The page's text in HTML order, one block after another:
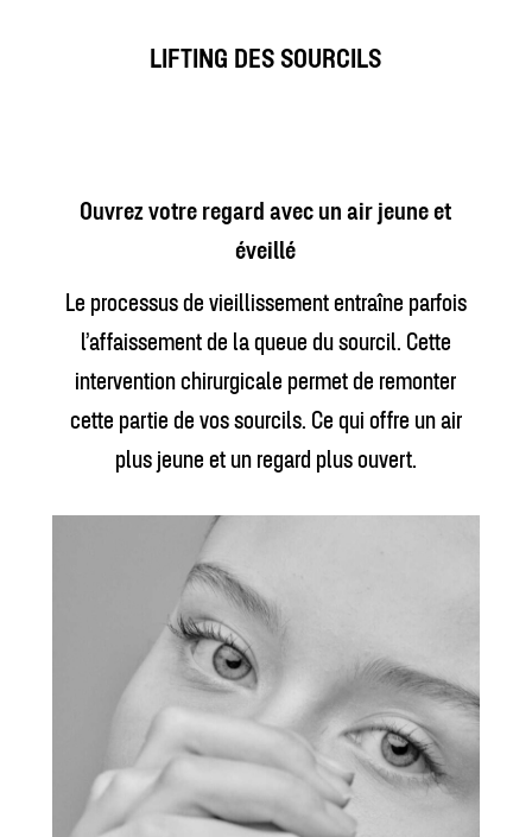
LIFTING DES SOURCILS
Ouvrez votre regard avec un air jeune et
éveillé
Le processus de vieillissement entraîne parfois
l’affaissement de la queue du sourcil. Cette
intervention chirurgicale permet de remonter
cette partie de vos sourcils. Ce qui offre un air
plus jeune et un regard plus ouvert.